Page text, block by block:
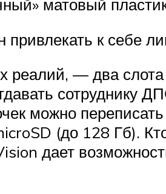
матовый
привлекать к себе
— два
сотруднику
можно
(до 128 Гб).
дает